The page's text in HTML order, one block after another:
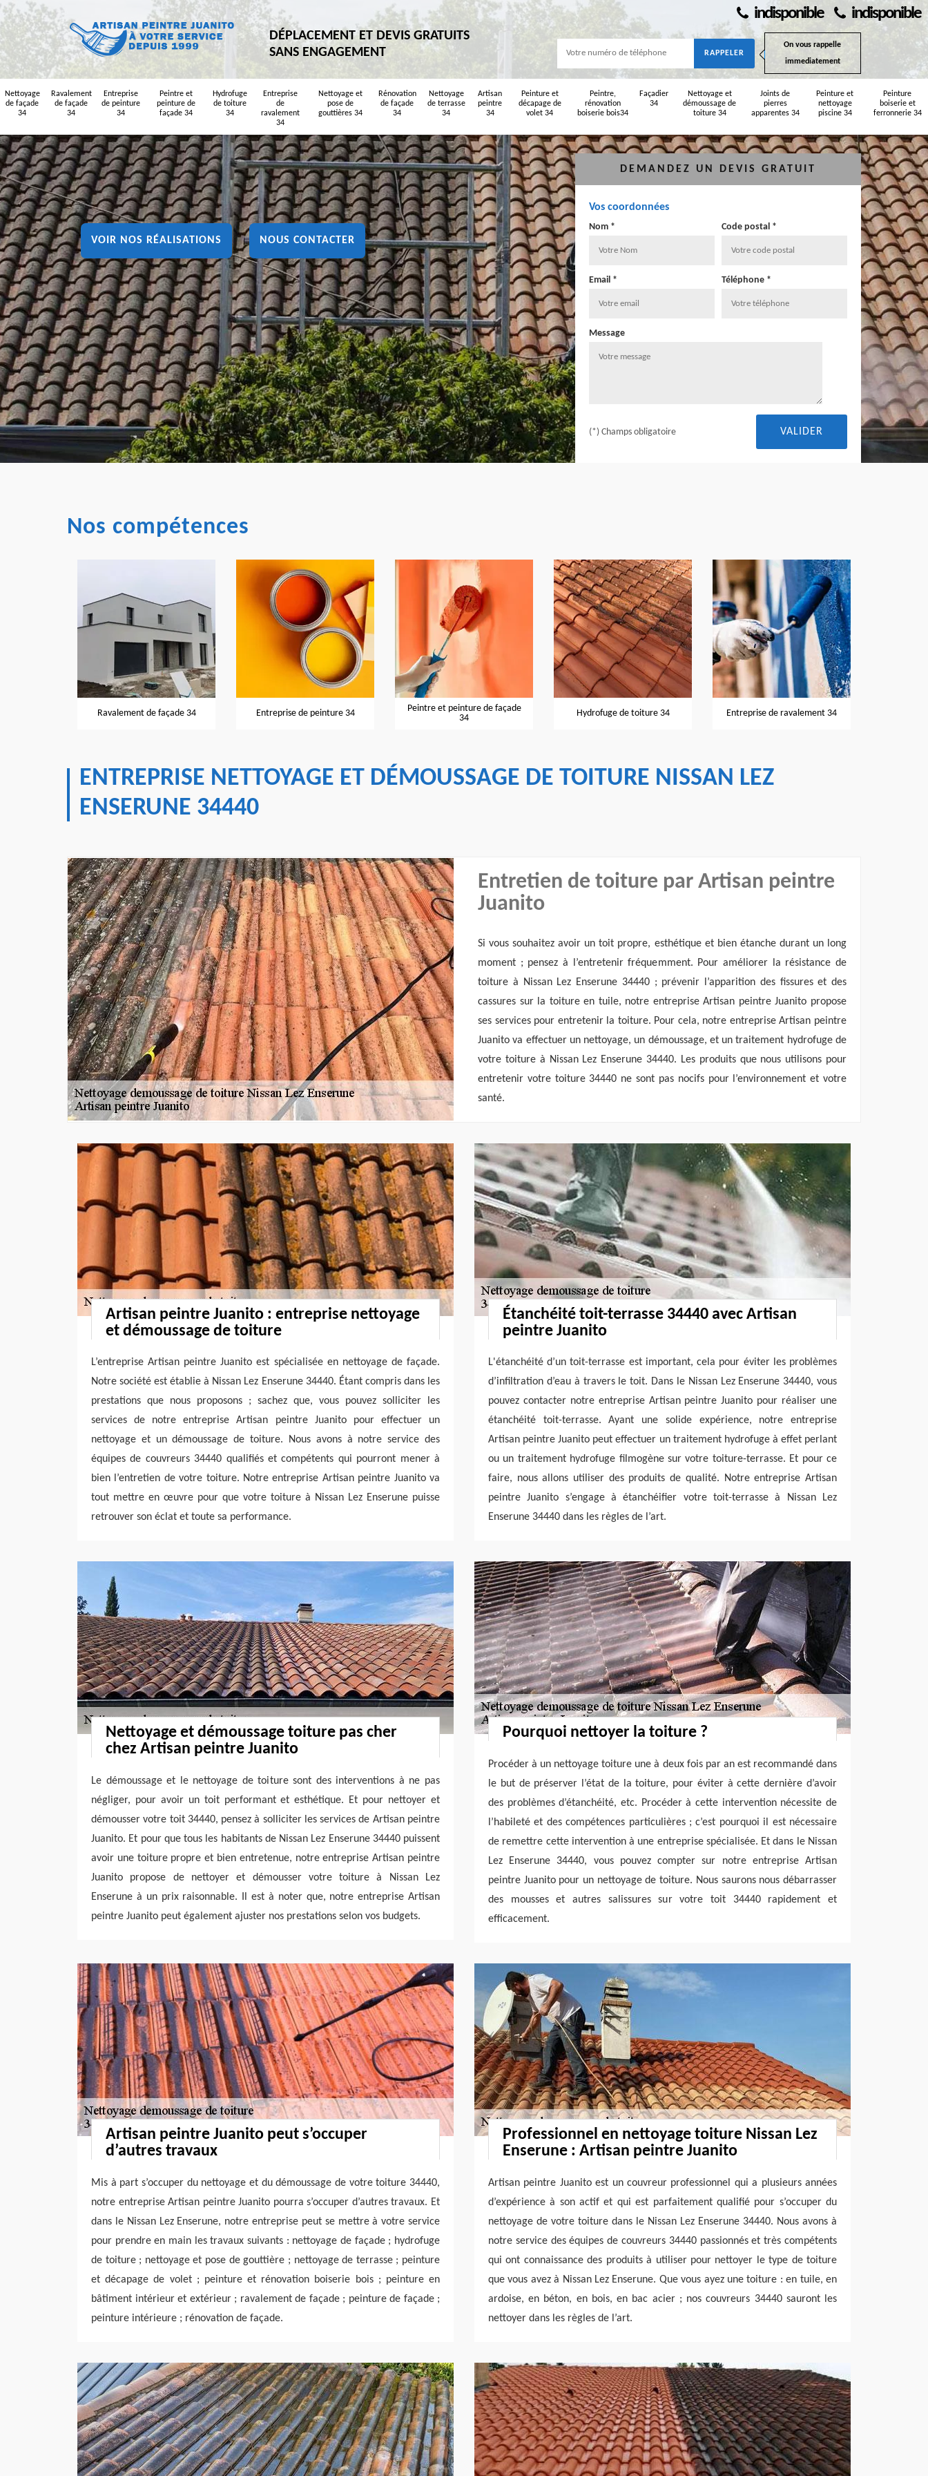
indisponible indisponible
DÉPLACEMENT ET DEVIS GRATUITS
SANS ENGAGEMENT
On vous rappelle
immediatement
Nettoyage
de façade
34
Ravalement
de façade
34
Entreprise
de peinture
34
Peintre et
peinture de
façade 34
Hydrofuge
de toiture
34
Entreprise
de
ravalement
34
Nettoyage et
pose de
gouttières 34
Rénovation
de façade
34
Nettoyage
de terrasse
34
Artisan
peintre
34
Peinture et
décapage de
volet 34
Peintre,
rénovation
boiserie bois34
Façadier
34
Nettoyage et
démoussage de
toiture 34
Joints de
pierres
apparentes 34
Peinture et
nettoyage
piscine 34
Peinture
boiserie et
ferronnerie 34
VOIR NOS RÉALISATIONS NOUS CONTACTER
DEMANDEZ UN DEVIS GRATUIT
Vos coordonnées
Nom * Code postal *
Email * Téléphone *
Message
(*) Champs obligatoire
Nos compétences
Ravalement de façade 34 Entreprise de peinture 34
Peintre et peinture de façade
Hydrofuge de toiture 34 Entreprise de ravalement 34
Nettoyage et pose de
ENTREPRISE NETTOYAGE ET DÉMOUSSAGE DE TOITURE NISSAN LEZ
ENSERUNE 34440
Entretien de toiture par Artisan peintre
Juanito
Si vous souhaitez avoir un toit propre, esthétique et bien étanche durant un long
moment ; pensez à l’entretenir fréquemment. Pour améliorer la résistance de
toiture à Nissan Lez Enserune 34440 ; prévenir l’apparition des fissures et des
cassures sur la toiture en tuile, notre entreprise Artisan peintre Juanito propose
ses services pour entretenir la toiture. Pour cela, notre entreprise Artisan peintre
Juanito va effectuer un nettoyage, un démoussage, et un traitement hydrofuge de
votre toiture à Nissan Lez Enserune 34440. Les produits que nous utilisons pour
entretenir votre toiture 34440 ne sont pas nocifs pour l’environnement et votre
santé.
Artisan peintre Juanito : entreprise nettoyage
et démoussage de toiture
L’entreprise Artisan peintre Juanito est spécialisée en nettoyage de façade.
Notre société est établie à Nissan Lez Enserune 34440. Étant compris dans les
prestations que nous proposons ; sachez que, vous pouvez solliciter les
services de notre entreprise Artisan peintre Juanito pour effectuer un
nettoyage et un démoussage de toiture. Nous avons à notre service des
équipes de couvreurs 34440 qualifiés et compétents qui pourront mener à
bien l’entretien de votre toiture. Notre entreprise Artisan peintre Juanito va
tout mettre en œuvre pour que votre toiture à Nissan Lez Enserune puisse
retrouver son éclat et toute sa performance.
Étanchéité toit-terrasse 34440 avec Artisan
peintre Juanito
L'étanchéité d’un toit-terrasse est important, cela pour éviter les problèmes
d’infiltration d’eau à travers le toit. Dans le Nissan Lez Enserune 34440, vous
pouvez contacter notre entreprise Artisan peintre Juanito pour réaliser une
étanchéité toit-terrasse. Ayant une solide expérience, notre entreprise
Artisan peintre Juanito peut effectuer un traitement hydrofuge à effet perlant
ou un traitement hydrofuge filmogène sur votre toiture-terrasse. Et pour ce
faire, nous allons utiliser des produits de qualité. Notre entreprise Artisan
peintre Juanito s’engage à étanchéifier votre toit-terrasse à Nissan Lez
Enserune 34440 dans les règles de l’art.
Nettoyage et démoussage toiture pas cher
chez Artisan peintre Juanito
Le démoussage et le nettoyage de toiture sont des interventions à ne pas
négliger, pour avoir un toit performant et esthétique. Et pour nettoyer et
démousser votre toit 34440, pensez à solliciter les services de Artisan peintre
Juanito. Et pour que tous les habitants de Nissan Lez Enserune 34440 puissent
avoir une toiture propre et bien entretenue, notre entreprise Artisan peintre
Juanito propose de nettoyer et démousser votre toiture à Nissan Lez
Enserune à un prix raisonnable. Il est à noter que, notre entreprise Artisan
peintre Juanito peut également ajuster nos prestations selon vos budgets.
Pourquoi nettoyer la toiture ?
Procéder à un nettoyage toiture une à deux fois par an est recommandé dans
le but de préserver l’état de la toiture, pour éviter à cette dernière d’avoir
des problèmes d’étanchéité, etc. Procéder à cette intervention nécessite de
l’habileté et des compétences particulières ; c’est pourquoi il est nécessaire
de remettre cette intervention à une entreprise spécialisée. Et dans le Nissan
Lez Enserune 34440, vous pouvez compter sur notre entreprise Artisan
peintre Juanito pour un nettoyage de toiture. Nous saurons nous débarrasser
des mousses et autres salissures sur votre toit 34440 rapidement et
efficacement.
Artisan peintre Juanito peut s’occuper
d’autres travaux
Mis à part s’occuper du nettoyage et du démoussage de votre toiture 34440,
notre entreprise Artisan peintre Juanito pourra s’occuper d’autres travaux. Et
dans le Nissan Lez Enserune, notre entreprise peut se mettre à votre service
pour prendre en main les travaux suivants : nettoyage de façade ; hydrofuge
de toiture ; nettoyage et pose de gouttière ; nettoyage de terrasse ; peinture
et décapage de volet ; peinture et rénovation boiserie bois ; peinture en
bâtiment intérieur et extérieur ; ravalement de façade ; peinture de façade ;
peinture intérieure ; rénovation de façade.
Professionnel en nettoyage toiture Nissan Lez
Enserune : Artisan peintre Juanito
Artisan peintre Juanito est un couvreur professionnel qui a plusieurs années
d’expérience à son actif et qui est parfaitement qualifié pour s’occuper du
nettoyage de votre toiture dans le Nissan Lez Enserune 34440. Nous avons à
notre service des équipes de couvreurs 34440 passionnés et très compétents
qui ont connaissance des produits à utiliser pour nettoyer le type de toiture
que vous avez à Nissan Lez Enserune. Que vous ayez une toiture : en tuile, en
ardoise, en béton, en bois, en bac acier ; nos couvreurs 34440 sauront les
nettoyer dans les règles de l’art.